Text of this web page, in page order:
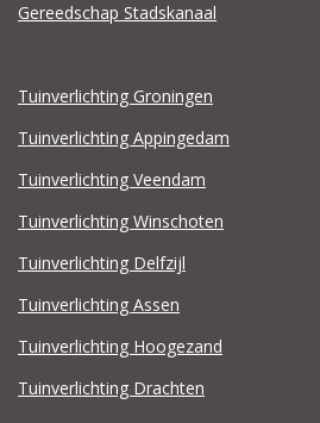
Gereedschap Stadskanaal
Tuinverlichting Groningen
Tuinverlichting Appingedam
Tuinverlichting Veendam
Tuinverlichting Winschoten
Tuinverlichting Delfzijl
Tuinverlichting Assen
Tuinverlichting Hoogezand
Tuinverlichting Drachten